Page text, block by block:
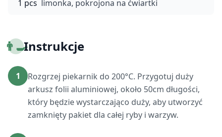
1 pcs limonka, pokrojona na ćwiartki
👨‍🍳Instrukcje
1
Rozgrzej piekarnik do 200°C. Przygotuj duży
arkusz folii aluminiowej, około 50cm długości,
który będzie wystarczająco duży, aby utworzyć
zamknięty pakiet dla całej ryby i warzyw.